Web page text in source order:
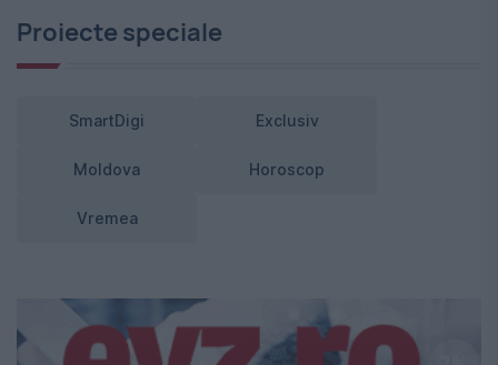
Proiecte speciale
SmartDigi Exclusiv
Moldova Horoscop
Vremea